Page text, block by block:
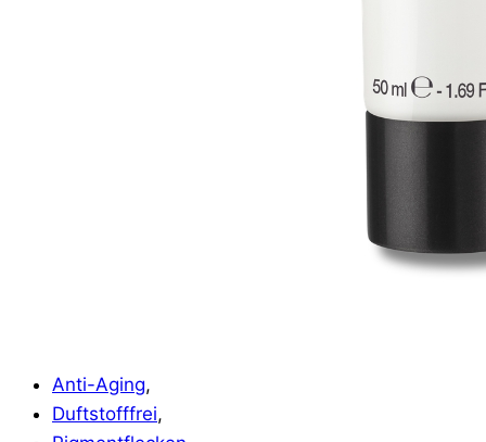
Anti-Aging,
Duftstofffrei,